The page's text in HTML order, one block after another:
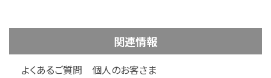
関連情報
よくあるご質問 個人のお客さま